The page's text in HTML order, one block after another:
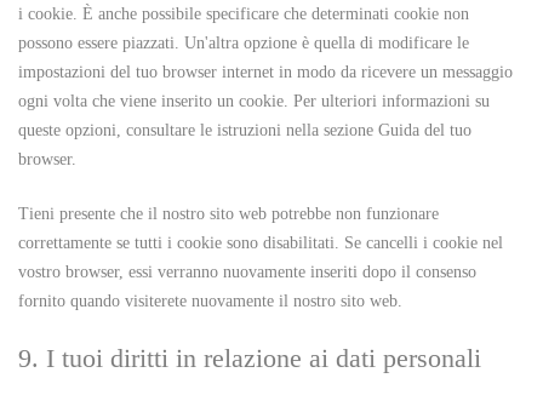
i cookie. È anche possibile specificare che determinati cookie non
possono essere piazzati. Un'altra opzione è quella di modificare le
impostazioni del tuo browser internet in modo da ricevere un messaggio
ogni volta che viene inserito un cookie. Per ulteriori informazioni su
queste opzioni, consultare le istruzioni nella sezione Guida del tuo
browser.
Tieni presente che il nostro sito web potrebbe non funzionare
correttamente se tutti i cookie sono disabilitati. Se cancelli i cookie nel
vostro browser, essi verranno nuovamente inseriti dopo il consenso
fornito quando visiterete nuovamente il nostro sito web.
9. I tuoi diritti in relazione ai dati personali